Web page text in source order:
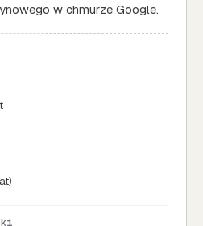
w chmurze Google.